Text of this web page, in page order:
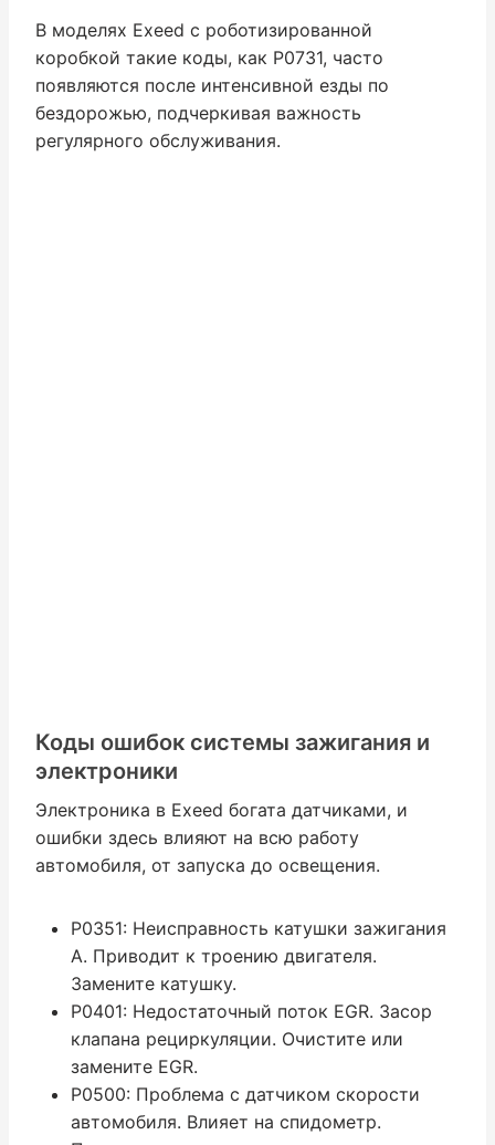
В моделях Exeed с роботизированной
коробкой такие коды, как P0731, часто
появляются после интенсивной езды по
бездорожью, подчеркивая важность
регулярного обслуживания.
Коды ошибок системы зажигания и
электроники
Электроника в Exeed богата датчиками, и
ошибки здесь влияют на всю работу
автомобиля, от запуска до освещения.
P0351: Неисправность катушки зажигания
A. Приводит к троению двигателя.
Замените катушку.
P0401: Недостаточный поток EGR. Засор
клапана рециркуляции. Очистите или
замените EGR.
P0500: Проблема с датчиком скорости
автомобиля. Влияет на спидометр.